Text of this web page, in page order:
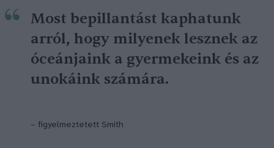
Most bepillantást kaphatunk
arról, hogy milyenek lesznek az
óceánjaink a gyermekeink és az
unokáink számára.
– figyelmeztetett Smith